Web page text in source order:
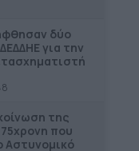
βελτίωση
νέου
&
στο οδικό
ΑΜΘ –
δύο
για την
της
που
Αστυνομικό